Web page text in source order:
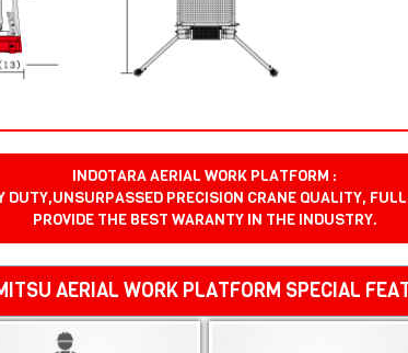
INDOTARA AERIAL WORK PLATFORM :
DUTY,UNSURPASSED PRECISION CRANE QUALITY,
PROVIDE THE BEST WARANTY IN THE INDUSTRY.
AERIAL WORK PLATFORM SPECIAL